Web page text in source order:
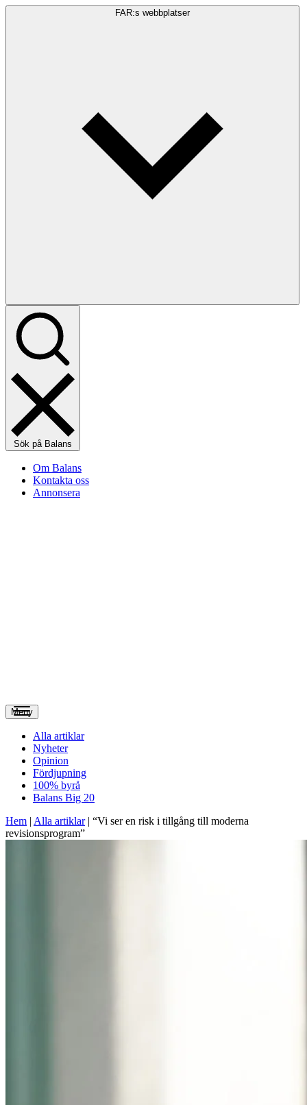
FAR:s webbplatser
Sök på Balans
Om Balans
Kontakta oss
Annonsera
Meny
Alla artiklar
Nyheter
Opinion
Fördjupning
100% byrå
Balans Big 20
Hem | Alla artiklar| “Vi ser en risk i tillgång till moderna
revisionsprogram”